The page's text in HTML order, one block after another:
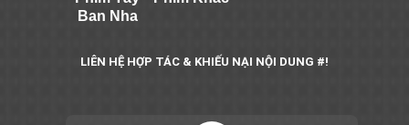
Ban Nha
LIÊN HỆ HỢP TÁC & KHIẾU NẠI NỘI DUNG #!